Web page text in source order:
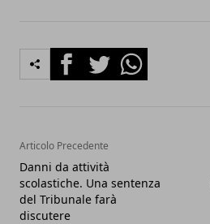
FacebookTwitterWhatsapp
Articolo Precedente
Danni da attività
scolastiche. Una sentenza
del Tribunale farà
discutere